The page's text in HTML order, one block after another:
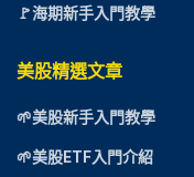
🚩海期新手入門教學
美股精選文章
🌱美股新手入門教學
🌱美股ETF入門介紹